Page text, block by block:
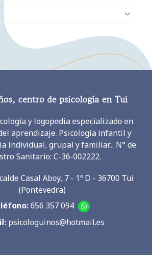
centro de psicología en Tui
y logopedia especializado en
aprendizaje. Psicología infantil y
individual, grupal y familiar... N° de
Sanitario: C-36-002222.
Casal Aboy, 7 - 1º D - 36700 Tui
(Pontevedra)
656 357 094
psicologuinos@hotmail.es